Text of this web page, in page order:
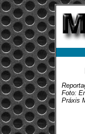
Foto:
Práxis